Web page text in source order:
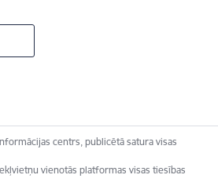
centrs, publicētā satura visas
vienotās platformas visas tiesības